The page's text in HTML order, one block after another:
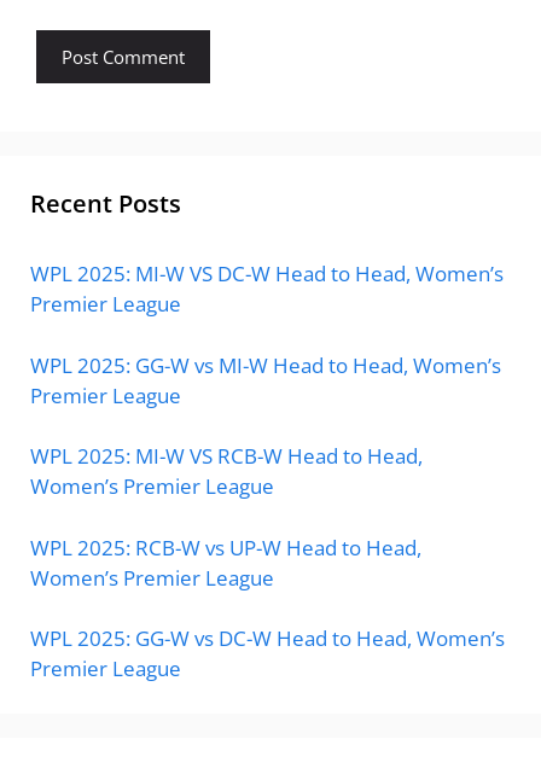
Recent Posts
WPL 2025: MI-W VS DC-W Head to Head, Women’s
Premier League
WPL 2025: GG-W vs MI-W Head to Head, Women’s
Premier League
WPL 2025: MI-W VS RCB-W Head to Head,
Women’s Premier League
WPL 2025: RCB-W vs UP-W Head to Head,
Women’s Premier League
WPL 2025: GG-W vs DC-W Head to Head, Women’s
Premier League